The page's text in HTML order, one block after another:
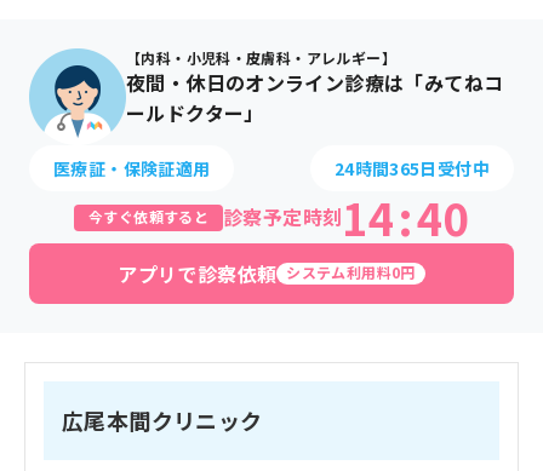
【内科・小児科・皮膚科・アレルギー】
夜間・休日のオンライン診療は「みてねコ
ールドクター」
医療証・保険証適用 24時間365日受付中
今すぐ依頼すると 診察予定時刻14:40
アプリで診察依頼 システム利用料0円
広尾本間クリニック